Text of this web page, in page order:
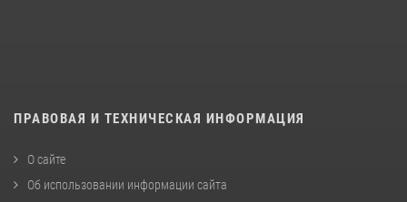
ПРАВОВАЯ И ТЕХНИЧЕСКАЯ ИНФОРМАЦИЯ
О сайте
Об использовании информации сайта